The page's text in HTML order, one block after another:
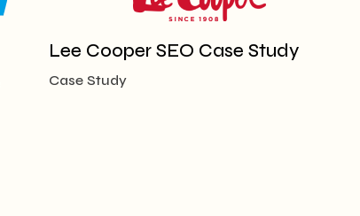
Lee Cooper SEO Case Study
Case Study